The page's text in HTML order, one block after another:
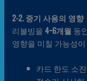
2-2. 중기 사용의 영향
리볼빙을4~6개월 동
영향을 미칠 가능성
카드 한도 소